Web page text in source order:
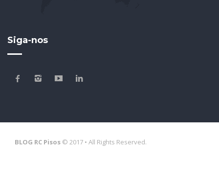
Siga-nos
BLOG RC Pisos © 2017 • All Rights Reserved.